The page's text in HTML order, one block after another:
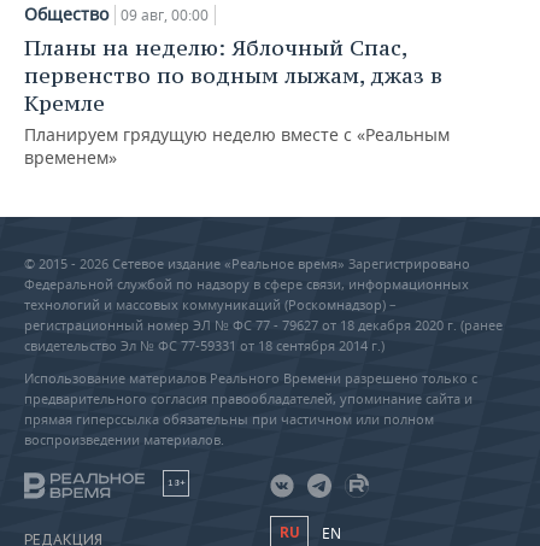
Общество 09 авг, 00:00
Планы на неделю: Яблочный Спас,
первенство по водным лыжам, джаз в
Кремле
Планируем грядущую неделю вместе с «Реальным
временем»
© 2015 - 2026 Сетевое издание «Реальное время» Зарегистрировано
Федеральной службой по надзору в сфере связи, информационных
технологий и массовых коммуникаций (Роскомнадзор) –
регистрационный номер ЭЛ № ФС 77 - 79627 от 18 декабря 2020 г. (ранее
свидетельство Эл № ФС 77-59331 от 18 сентября 2014 г.)
Использование материалов Реального Времени разрешено только с
предварительного согласия правообладателей, упоминание сайта и
прямая гиперссылка обязательны при частичном или полном
воспроизведении материалов.
18+
РЕДАКЦИЯ RU EN